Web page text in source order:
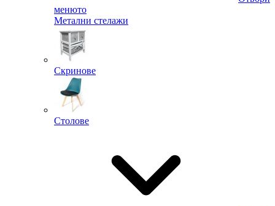
менюто
Метални стелажи
Скринове
Столове